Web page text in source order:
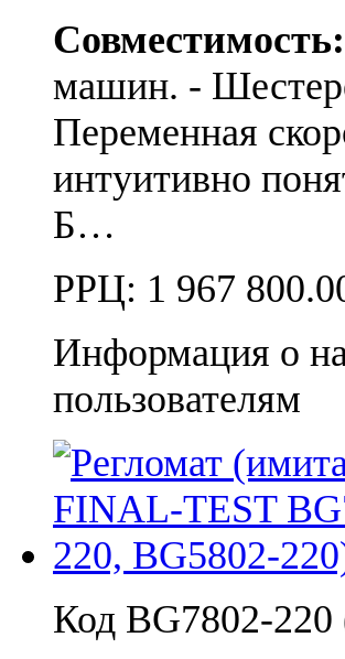
Совместимость:
машин. -
Переменная
интуитивно
Б…
РРЦ: 1 967
Информация о
пользователям
Код BG7802-